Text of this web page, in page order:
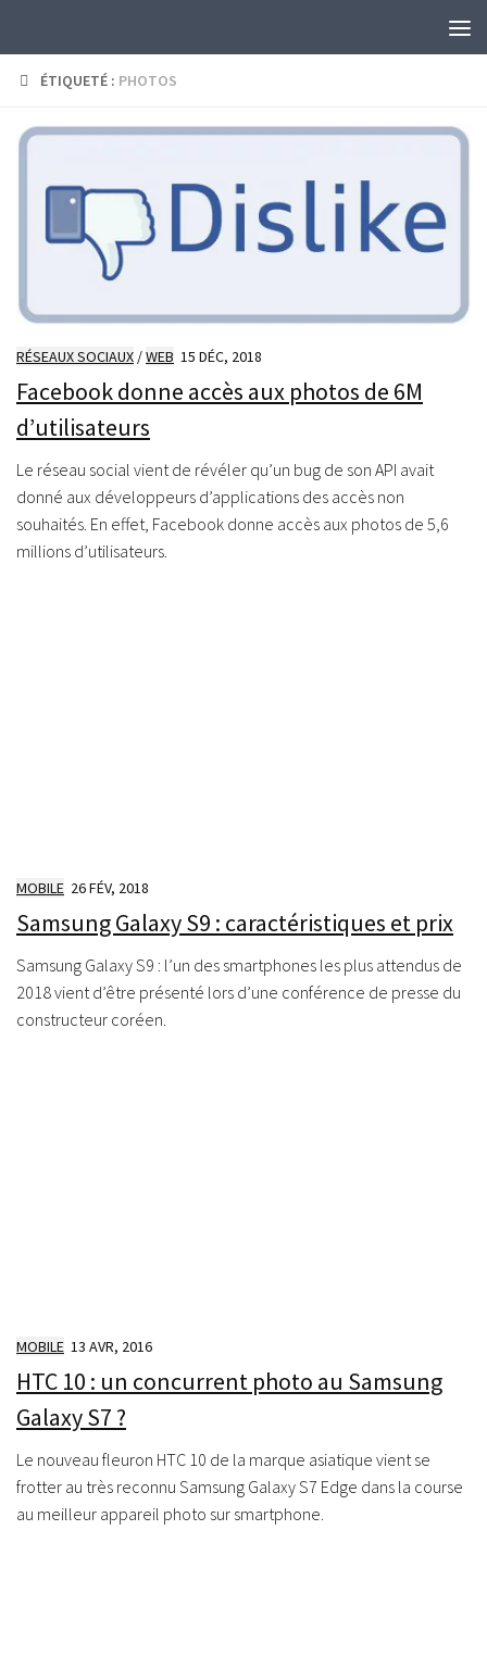
ÉTIQUETÉ : PHOTOS
RÉSEAUX SOCIAUX /WEB 15 DÉC, 2018
Facebook donne accès aux photos de 6M
d’utilisateurs
Le réseau social vient de révéler qu’un bug de son API avait
donné aux développeurs d’applications des accès non
souhaités. En effet, Facebook donne accès aux photos de 5,6
millions d’utilisateurs.
MOBILE 26 FÉV, 2018
Samsung Galaxy S9 : caractéristiques et prix
Samsung Galaxy S9 : l’un des smartphones les plus attendus de
2018 vient d’être présenté lors d’une conférence de presse du
constructeur coréen.
MOBILE 13 AVR, 2016
HTC 10 : un concurrent photo au Samsung
Galaxy S7 ?
Le nouveau fleuron HTC 10 de la marque asiatique vient se
frotter au très reconnu Samsung Galaxy S7 Edge dans la course
au meilleur appareil photo sur smartphone.